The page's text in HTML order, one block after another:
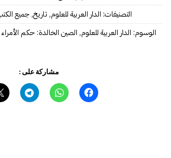
التصنيفات: الدار العربية للعلوم, تاريخ,جميع
الوسوم: الدار العربية للعلوم, الصين الخالدة: حكم الأمراء
مشاركة على :